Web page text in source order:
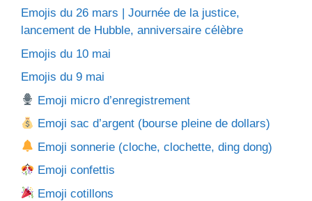
Emojis du 26 mars | Journée de la justice,
lancement de Hubble, anniversaire célèbre
Emojis du 10 mai
Emojis du 9 mai
Emoji micro d’enregistrement
Emoji sac d’argent (bourse pleine de dollars)
Emoji sonnerie (cloche, clochette, ding dong)
Emoji confettis
Emoji cotillons